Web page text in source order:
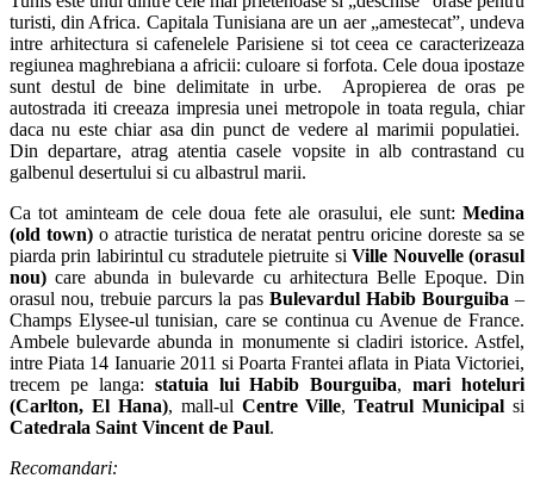
turisti, din Africa. Capitala Tunisiana are un aer „amestecat”, undeva
intre arhitectura si cafenelele Parisiene si tot ceea ce caracterizeaza
regiunea maghrebiana a africii: culoare si forfota. Cele doua ipostaze
sunt destul de bine delimitate in urbe. Apropierea de oras pe
autostrada iti creeaza impresia unei metropole in toata regula, chiar
daca nu este chiar asa din punct de vedere al marimii populatiei.
Din departare, atrag atentia casele vopsite in alb contrastand cu
galbenul desertului si cu albastrul marii.
Ca tot aminteam de cele doua fete ale orasului, ele sunt: Medina
(old town)o atractie turistica de neratat pentru oricine doreste sa se
piarda prin labirintul cu stradutele pietruite siVille Nouvelle (orasul
nou) care abunda in bulevarde cu arhitectura Belle Epoque. Din
orasul nou, trebuie parcurs la pas Bulevardul Habib Bourguiba –
Champs Elysee-ul tunisian, care se continua cu Avenue de France.
Ambele bulevarde abunda in monumente si cladiri istorice. Astfel,
intre Piata 14 Ianuarie 2011 si Poarta Frantei aflata in Piata Victoriei,
trecem pe langa: statuia lui Habib Bourguiba,mari hoteluri
(Carlton, El Hana), mall-ul Centre Ville,Teatrul Municipal si
Catedrala Saint Vincent de Paul.
Recomandari: